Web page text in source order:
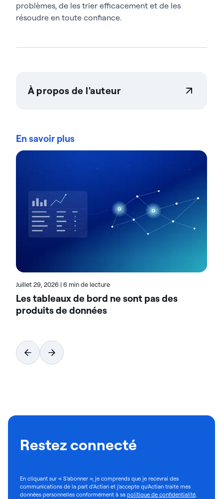
problèmes, de les trier efficacement et de les
résoudre en toute confiance.
À propos de l'auteur
que soit leur ampleur. Les organisations font
confiance aux solutions gestion des données
données prêtes pour l'IA. Conçues pour être
flexibles, les solutions Actian s'intègrent de manière
transparente et fonctionnent de manière fiable
dans les environnements sur site, dans le cloud et
hybrides. Pour en savoir plus sur Actian, la division
En savoir plus
Juillet 29, 2026 | 6 min de lecture
Les tableaux de bord ne sont pas des
produits de données
Restez connecté
En cliquant sur « S'abonner », je comprends que je recevrai des
communications de la part d'Actian et j'accepte qu'Actian traite mes
données personnelles conformément à sa politique de confidentialité